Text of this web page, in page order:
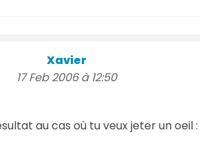
Xavier
17 Feb 2006 à 12:50
au cas où tu veux jeter un oeil :